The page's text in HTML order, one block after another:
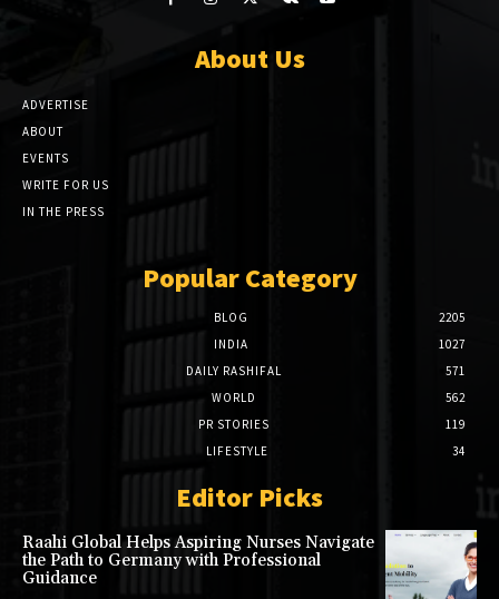
About Us
ADVERTISE
ABOUT
EVENTS
WRITE FOR US
IN THE PRESS
Popular Category
BLOG
2205
INDIA
1027
DAILY RASHIFAL
571
WORLD
562
PR STORIES
119
LIFESTYLE
34
Editor Picks
Raahi Global Helps Aspiring Nurses Navigate
the Path to Germany with Professional
Guidance